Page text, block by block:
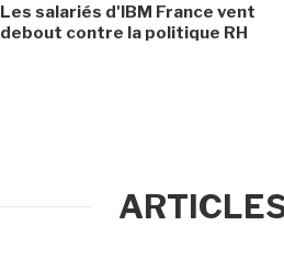
Les salariés d'IBM France vent
debout contre la politique RH